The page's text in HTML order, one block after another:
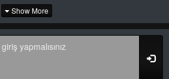
Öğrencilerin bilgilendirilmesi ve
toplumsal farkındalığın yaratılması
amacıyla hazırlanan animasyon, hem
öğretmenlere öğretim materyali olacak
Show More